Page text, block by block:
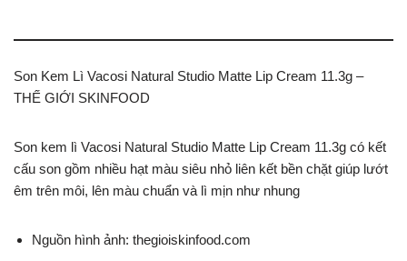
Son Kem Lì Vacosi Natural Studio Matte Lip Cream 11.3g –
THẾ GIỚI SKINFOOD
Son kem lì Vacosi Natural Studio Matte Lip Cream 11.3g có kết
cấu son gồm nhiều hạt màu siêu nhỏ liên kết bền chặt giúp lướt
êm trên môi, lên màu chuẩn và lì mịn như nhung
Nguồn hình ảnh: thegioiskinfood.com